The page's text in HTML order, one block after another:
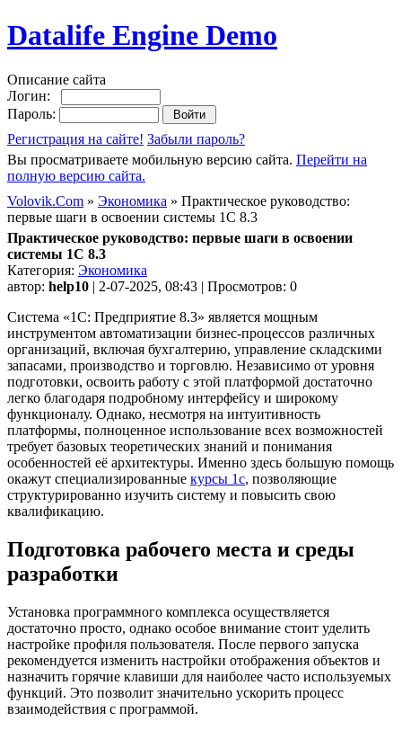
Datalife Engine Demo
Описание сайта
Логин:
Пароль:
Регистрация на сайте! Забыли пароль?
Вы просматриваете мобильную версию сайта. Перейти на
полную версию сайта.
Volovik.Com » Экономика » Практическое руководство:
первые шаги в освоении системы 1С 8.3
Практическое руководство: первые шаги в освоении
системы 1С 8.3
Категория: Экономика
автор: help10 | 2-07-2025, 08:43 | Просмотров: 0
Система «1С: Предприятие 8.3» является мощным
инструментом автоматизации бизнес-процессов различных
организаций, включая бухгалтерию, управление складскими
запасами, производство и торговлю. Независимо от уровня
подготовки, освоить работу с этой платформой достаточно
легко благодаря подробному интерфейсу и широкому
функционалу. Однако, несмотря на интуитивность
платформы, полноценное использование всех возможностей
требует базовых теоретических знаний и понимания
особенностей её архитектуры. Именно здесь большую помощь
окажут специализированные курсы 1с, позволяющие
структурированно изучить систему и повысить свою
квалификацию.
Подготовка рабочего места и среды
разработки
Установка программного комплекса осуществляется
достаточно просто, однако особое внимание стоит уделить
настройке профиля пользователя. После первого запуска
рекомендуется изменить настройки отображения объектов и
назначить горячие клавиши для наиболее часто используемых
функций. Это позволит значительно ускорить процесс
взаимодействия с программой.